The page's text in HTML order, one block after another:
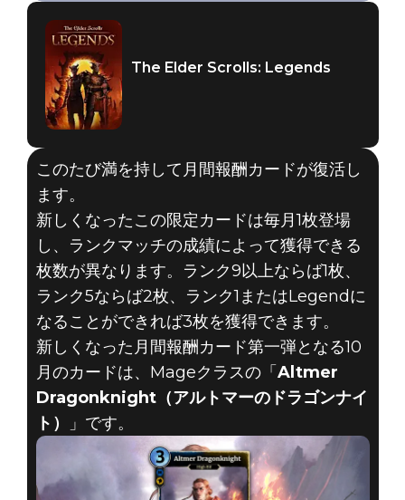
The Elder Scrolls: Legends
2018年10月30日
THE ELDER
SCROLLS:
LEGENDS -
2018年10月の
カード紹介
The Elder Scrolls: Legends
このたび満を持して月間報酬カードが復活し
ます。
新しくなったこの限定カードは毎月1枚登場
し、ランクマッチの成績によって獲得できる
枚数が異なります。ランク9以上ならば1枚、
ランク5ならば2枚、ランク1またはLegendに
なることができれば3枚を獲得できます。
新しくなった月間報酬カード第一弾となる10
月のカードは、Mageクラスの「 Altmer
Dragonknight（アルトマーのドラゴンナイ
ト）
」です。